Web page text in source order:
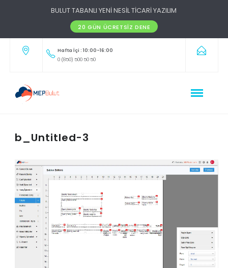
BULUT TABANLI YENİ NESİL TİCARİ YAZILIM
20 GÜN ÜCRETSIZ DENE
Hafta İçi : 10:00-16:00
0 (850) 500 50 50
b_Untitled-3